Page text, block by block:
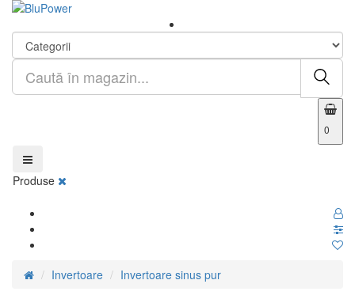
0
Produse
Invertoare Invertoare sinus pur